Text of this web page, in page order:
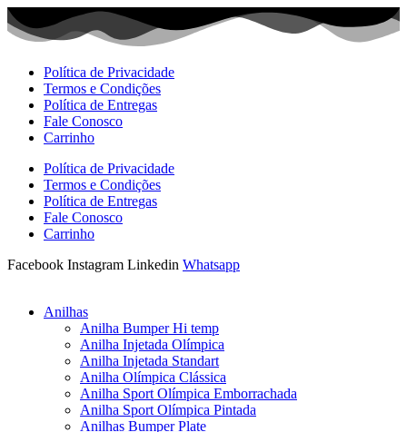
Ir
para
Política de Privacidade
Termos e Condições
Política de Entregas
Fale Conosco
Carrinho
Política de Privacidade
Termos e Condições
Política de Entregas
Fale Conosco
Carrinho
Facebook Instagram Linkedin Whatsapp
Anilhas
Anilha Bumper Hi temp
Anilha Injetada Olímpica
Anilha Injetada Standart
Anilha Olímpica Clássica
Anilha Sport Olímpica Emborrachada
Anilha Sport Olímpica Pintada
Anilhas Bumper Plate